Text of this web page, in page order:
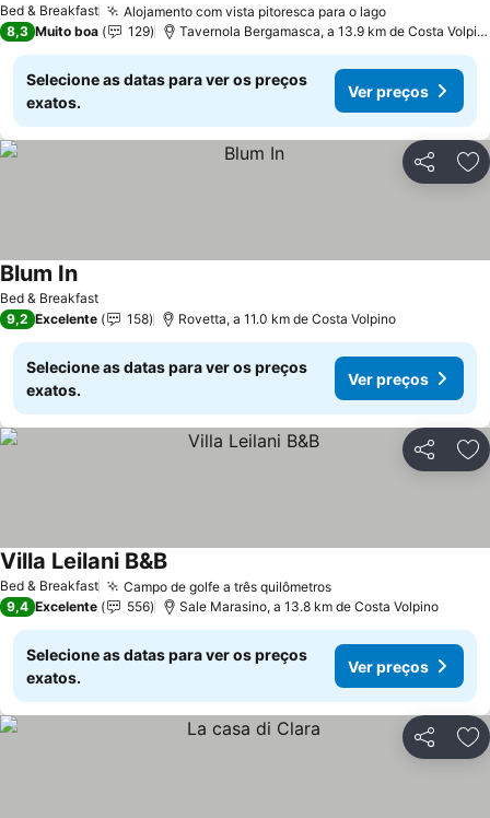
Bed & Breakfast Alojamento com vista pitoresca para o lago
8,3 Muito boa 129 Tavernola Bergamasca, a 13.9 km de Costa Volpino
Selecione as datas para ver os preços
exatos.
Ver preços
Partilhar
Bed & Breakfast
Blum In
9,2 Excelente 158 Rovetta, a 11.0 km de Costa Volpino
Selecione as datas para ver os preços
exatos.
Ver preços
Partilhar
Bed & Breakfast Campo de golfe a três quilômetros
Villa Leilani B&B
9,4 Excelente 556 Sale Marasino, a 13.8 km de Costa Volpino
Selecione as datas para ver os preços
exatos.
Ver preços
Partilhar